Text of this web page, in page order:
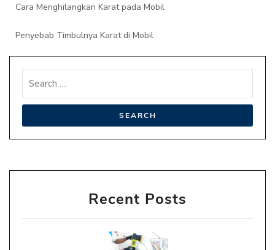
Cara Menghilangkan Karat pada Mobil
Penyebab Timbulnya Karat di Mobil
Recent Posts